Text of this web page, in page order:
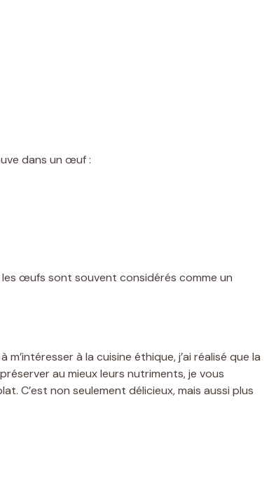
dans un œuf :
œufs sont souvent considérés comme un
à la cuisine éthique, j’ai réalisé que la
au mieux leurs nutriments, je vous
C’est non seulement délicieux, mais aussi plus